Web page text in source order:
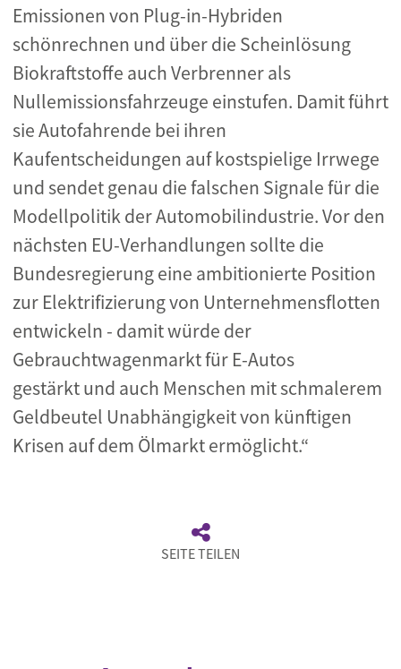
Emissionen von Plug-in-Hybriden
schönrechnen und über die Scheinlösung
Biokraftstoffe auch Verbrenner als
Nullemissionsfahrzeuge einstufen. Damit führt
sie Autofahrende bei ihren
Kaufentscheidungen auf kostspielige Irrwege
und sendet genau die falschen Signale für die
Modellpolitik der Automobilindustrie. Vor den
nächsten EU-Verhandlungen sollte die
Bundesregierung eine ambitionierte Position
zur Elektrifizierung von Unternehmensflotten
entwickeln - damit würde der
Gebrauchtwagenmarkt für E-Autos
gestärkt und auch Menschen mit schmalerem
Geldbeutel Unabhängigkeit von künftigen
Krisen auf dem Ölmarkt ermöglicht.“
SEITE TEILEN